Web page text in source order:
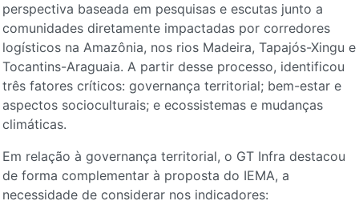
perspectiva baseada em pesquisas e escutas junto a
comunidades diretamente impactadas por corredores
logísticos na Amazônia, nos rios Madeira, Tapajós-Xingu e
Tocantins-Araguaia. A partir desse processo, identificou
três fatores críticos: governança territorial; bem-estar e
aspectos socioculturais; e ecossistemas e mudanças
climáticas.
Em relação à governança territorial, o GT Infra destacou
de forma complementar à proposta do IEMA, a
necessidade de considerar nos indicadores: